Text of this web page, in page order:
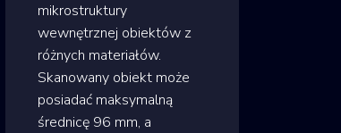
mikrostruktury
wewnętrznej obiektów z
różnych materiałów.
Skanowany obiekt może
posiadać maksymalną
średnicę 96 mm, a